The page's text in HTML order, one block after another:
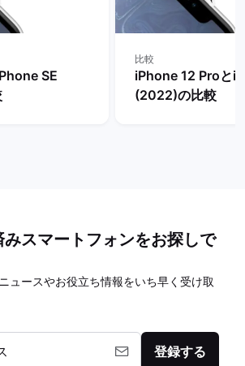
SE
比較
iPhone 12 Proと
(2022)の比較
スマートフォンをお探しで
ュースやお役立ち情報をいち早く受け取
登録する